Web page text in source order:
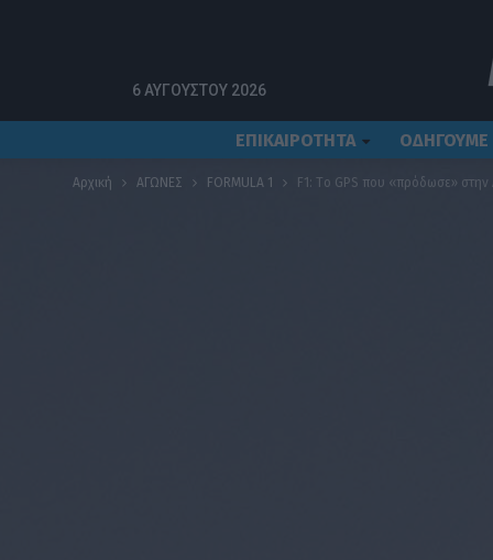
6 ΑΥΓΟΎΣΤΟΥ 2026
ΕΠΙΚΑΙΡΟΤΗΤΑ ΟΔΗΓΟΥΜΕ
Αρχική ΑΓΩΝΕΣ FORMULA 1 F1: Tο GPS που «πρόδωσε»